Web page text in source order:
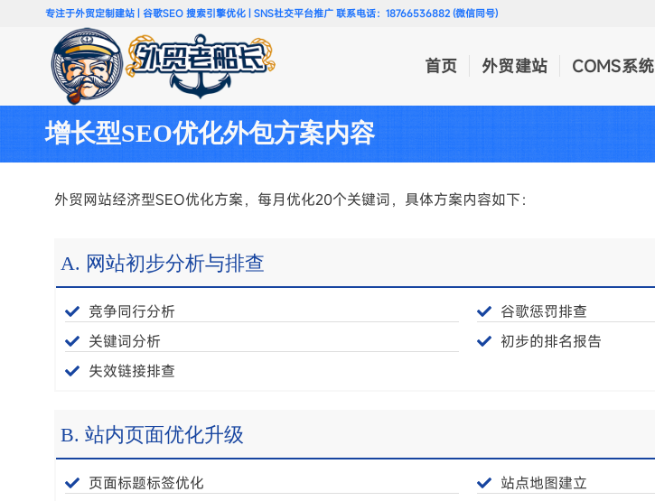
专注于外贸定制建站 | 谷歌SEO 搜索引擎优化 | SNS社交平台推广 联系电话：18766536882 (微信同号)
首页 外贸建站 COMS系统
增长型SEO优化外包方案内容
外贸网站经济型SEO优化方案，每月优化20个关键词，具体方案内容如下：
A. 网站初步分析与排查
竞争同行分析
关键词分析
失效链接排查
谷歌惩罚排查
初步的排名报告
B. 站内页面优化升级
页面标题标签优化
站点地图建立